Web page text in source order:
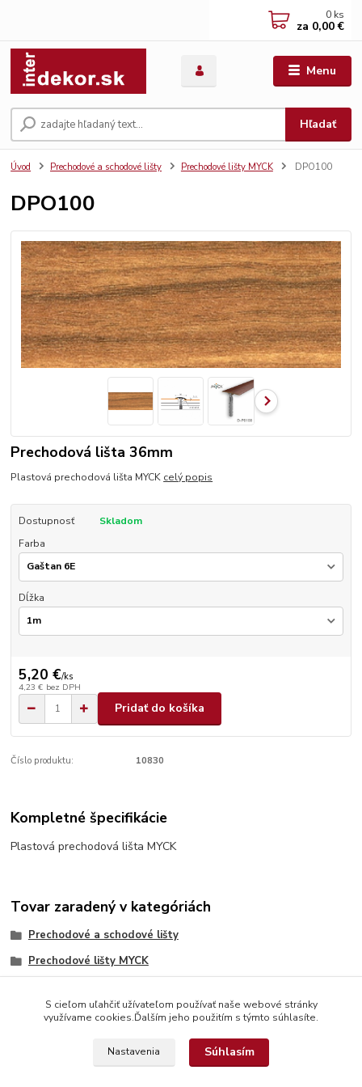
Menu
Hľadať
0 ks
za 0,00 €
Úvod Prechodové a schodové lišty Prechodové lišty MYCK DPO100
DPO100
Prechodová lišta 36mm
Plastová prechodová lišta MYCK celý popis
Dostupnosť
Skladom
Farba
Dĺžka
5,20 €/ks
4,23 € bez DPH
Pridať do košíka
Číslo produktu: 10830
Kompletné špecifikácie
Plastová prechodová lišta MYCK
Tovar zaradený v kategóriách
Prechodové a schodové lišty
Prechodové lišty MYCK
S cieľom uľahčiť užívateľom používať naše webové stránky
využívame cookies.Ďalším jeho použitím s týmto súhlasíte.
Nastavenia Súhlasím